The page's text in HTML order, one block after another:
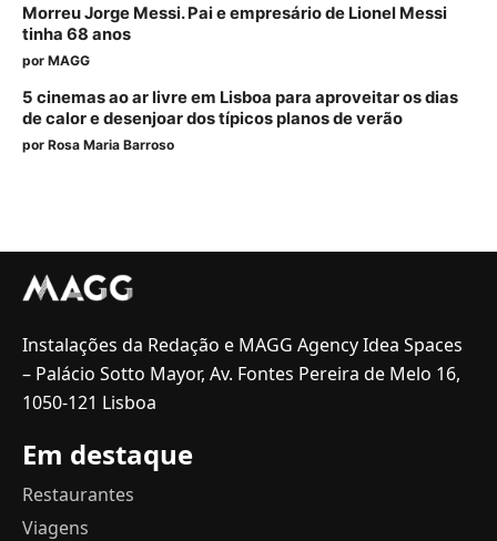
Morreu Jorge Messi. Pai e empresário de Lionel Messi
tinha 68 anos
por MAGG
5 cinemas ao ar livre em Lisboa para aproveitar os dias
de calor e desenjoar dos típicos planos de verão
por Rosa Maria Barroso
Instalações da Redação e MAGG Agency Idea Spaces
– Palácio Sotto Mayor, Av. Fontes Pereira de Melo 16,
1050-121 Lisboa
Em destaque
Restaurantes
Viagens